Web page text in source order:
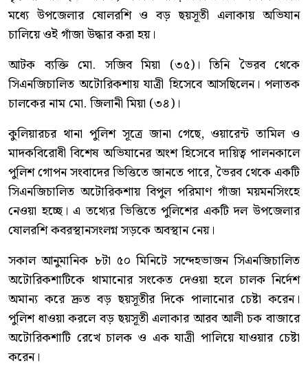
মধ্যে উপজেলার ষোলরশি ও বড় ছয়সূতী এলাকায় অভিযান
চালিয়ে ওই গাঁজা উদ্ধার করা হয়।
আটক ব্যক্তি মো. সজিব মিয়া (৩৫)। তিনি ভৈরব থেকে
সিএনজিচালিত অটোরিকশায় যাত্রী হিসেবে আসছিলেন। পলাতক
চালকের নাম মো. জিলানী মিয়া (৩৪)।
কুলিয়ারচর থানা পুলিশ সূত্রে জানা গেছে, ওয়ারেন্ট তামিল ও
মাদকবিরোধী বিশেষ অভিযানের অংশ হিসেবে দায়িত্ব পালনকালে
পুলিশ গোপন সংবাদের ভিত্তিতে জানতে পারে, ভৈরব থেকে একটি
সিএনজিচালিত অটোরিকশায় বিপুল পরিমাণ গাঁজা ময়মনসিংহে
নেওয়া হচ্ছে। এ তথ্যের ভিত্তিতে পুলিশের একটি দল উপজেলার
ষোলরশি কবরস্থানসংলগ্ন সড়কে অবস্থান নেয়।
সকাল আনুমানিক ৮টা ৫০ মিনিটে সন্দেহভাজন সিএনজিচালিত
অটোরিকশাটিকে থামানোর সংকেত দেওয়া হলে চালক নির্দেশ
অমান্য করে দ্রুত বড় ছয়সূতীর দিকে পালানোর চেষ্টা করেন।
পুলিশ ধাওয়া করলে বড় ছয়সূতী এলাকার আরব আলী চক বাজারে
অটোরিকশাটি রেখে চালক ও এক যাত্রী পালিয়ে যাওয়ার চেষ্টা
করেন।